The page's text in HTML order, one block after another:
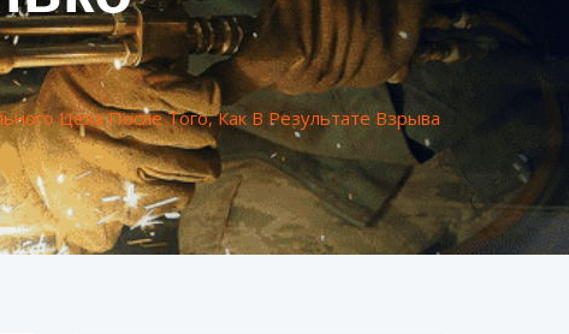
Цеха После Того, Как В Результате Взрыва